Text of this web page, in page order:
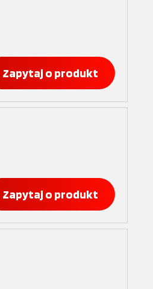
Zapytaj o produkt
Zapytaj o produkt